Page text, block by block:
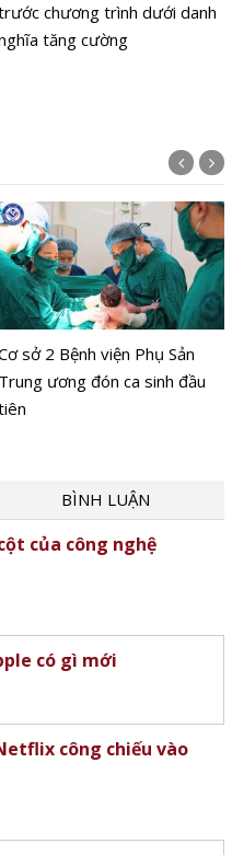
chương trình dưới danh
tăng cường
sở 2 Bệnh viện Phụ Sản
Trung ương đón ca sinh đầu
BÌNH LUẬN
của công nghệ
có gì mới
công chiếu vào